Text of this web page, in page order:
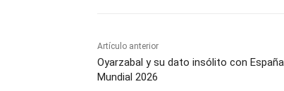
Artículo anterior
Oyarzabal y su dato insólito con
Mundial 2026